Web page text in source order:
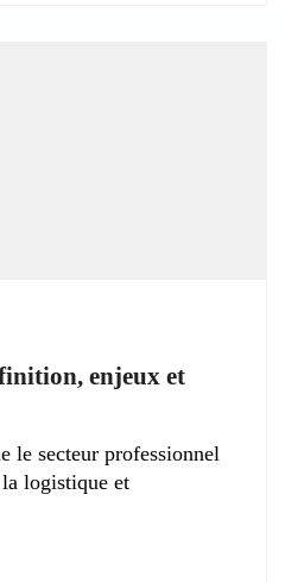
enjeux et
le secteur professionnel
logistique et